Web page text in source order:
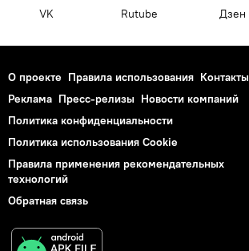
VK Rutube Дзен
О проекте Правила использования Контакты
Реклама Пресс-релизы Новости компаний
Политика конфиденциальности
Политика использования Cookie
Правила применения рекомендательных
технологий
Обратная связь